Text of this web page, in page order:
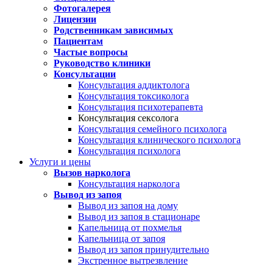
Фотогалерея
Лицензии
Родственникам зависимых
Пациентам
Частые вопросы
Руководство клиники
Консультации
Консультация аддиктолога
Консультация токсиколога
Консультация психотерапевта
Консультация сексолога
Консультация семейного психолога
Консультация клинического психолога
Консультация психолога
Услуги и цены
Вызов нарколога
Консультация нарколога
Вывод из запоя
Вывод из запоя на дому
Вывод из запоя в стационаре
Капельница от похмелья
Капельница от запоя
Вывод из запоя принудительно
Экстренное вытрезвление